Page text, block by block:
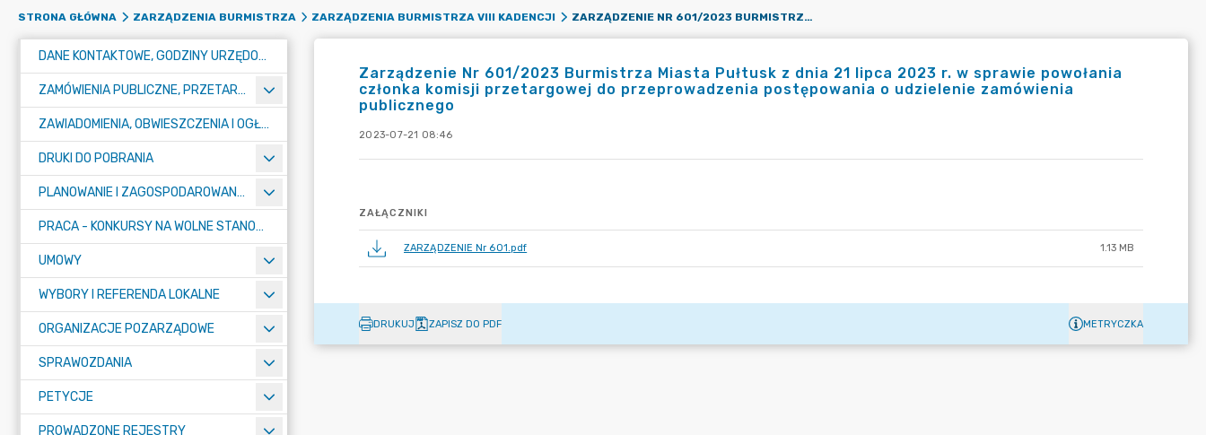
STRONA GŁÓWNA ZARZĄDZENIA BURMISTRZA ZARZĄDZENIA BURMISTRZA VIII KADENCJI ZARZĄDZENIE NR 601/2023 BURMISTRZA MIASTA PUŁTUSK Z DNIA 21 LIPCA 2023 R. W SPRAWIE POWOŁANIA CZŁONKA KOMISJI PRZETARGOWEJ DO PRZEPROWADZENIA POSTĘPOWANIA O UDZIELENIE ZAMÓWIENIA PUBLICZNEGO
DANE KONTAKTOWE, GODZINY URZĘDOWANIA I NUMER KONTA BANKOWEGO
ZAMÓWIENIA PUBLICZNE, PRZETARGI, KONKURSY
ZAWIADOMIENIA, OBWIESZCZENIA I OGŁOSZENIA
DRUKI DO POBRANIA
PLANOWANIE I ZAGOSPODAROWANIE PRZESTRZENNE
PRACA - KONKURSY NA WOLNE STANOWISKA
UMOWY
WYBORY I REFERENDA LOKALNE
ORGANIZACJE POZARZĄDOWE
SPRAWOZDANIA
PETYCJE
PROWADZONE REJESTRY
Zarządzenie Nr 601/2023 Burmistrza Miasta Pułtusk z dnia 21 lipca 2023 r. w sprawie powołania
członka komisji przetargowej do przeprowadzenia postępowania o udzielenie zamówienia
publicznego
2023-07-21 08:46
ZAŁĄCZNIKI
ZARZĄDZENIE Nr 601.pdf 1.13 MB
DRUKUJ ZAPISZ DO PDF METRYCZKA